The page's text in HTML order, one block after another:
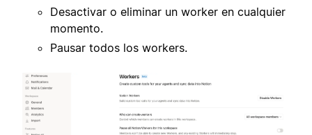
Desactivar o eliminar un worker en cualquier
momento.
Pausar todos los workers.